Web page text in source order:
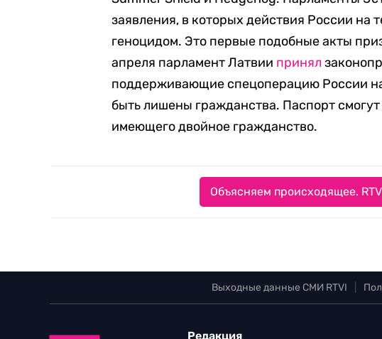
заявления, в которых действия России на
геноцидом. Это первые подобные акты
апреля парламент Латвии принял
поддерживающие спецоперацию России
быть лишены гражданства. Паспорт смогут
имеющего двойное гражданство.
Объясняем происходящее.
Выходные данные СМИ RTVI
Редакция